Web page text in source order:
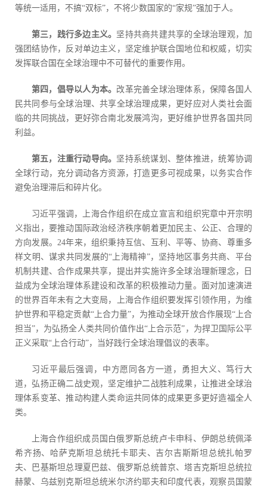
等统一适用，不搞“双标”，不将少数国家的“家规”强加于人。
第三，践行多边主义。 坚持共商共建共享的全球治理观，加
强团结协作，反对单边主义，坚定维护联合国地位和权威，切实
发挥联合国在全球治理中不可替代的重要作用。
第四，倡导以人为本。 改革完善全球治理体系，保障各国人
民共同参与全球治理、共享全球治理成果，更好应对人类社会面
临的共同挑战，更好弥合南北发展鸿沟，更好维护世界各国共同
利益。
第五，注重行动导向。 坚持系统谋划、整体推进，统筹协调
全球行动，充分调动各方资源，打造更多可视成果，以务实合作
避免治理滞后和碎片化。
习近平强调，上海合作组织在成立宣言和组织宪章中开宗明
义指出，要推动国际政治经济秩序朝着更加民主、公正、合理的
方向发展。24年来，组织秉持互信、互利、平等、协商、尊重多
样文明、谋求共同发展的“上海精神”，坚持地区事务共商、平台
机制共建、合作成果共享，提出并实施许多全球治理新理念，日
益成为全球治理体系建设和改革的积极推动力量。面对加速演进
的世界百年未有之大变局，上海合作组织要发挥引领作用，为维
护世界和平稳定贡献“上合力量”，为推动全球开放合作展现“上合
担当”，为弘扬全人类共同价值作出“上合示范”，为捍卫国际公平
正义采取“上合行动”，当好践行全球治理倡议的表率。
习近平最后强调，中方愿同各方一道，勇担大义、笃行大
道，弘扬正确二战史观，坚定维护二战胜利成果，让推进全球治
理体系变革、推动构建人类命运共同体的成果更多更好造福全人
类。
上海合作组织成员国白俄罗斯总统卢卡申科、伊朗总统佩泽
希齐扬、哈萨克斯坦总统托卡耶夫、吉尔吉斯斯坦总统扎帕罗
夫、巴基斯坦总理夏巴兹、俄罗斯总统普京、塔吉克斯坦总统拉
赫蒙、乌兹别克斯坦总统米尔济约耶夫和印度代表，观察员国蒙